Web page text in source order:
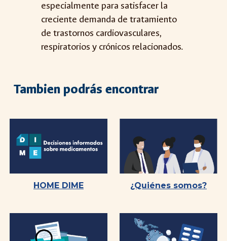
especialmente para satisfacer la
creciente demanda de tratamiento
de trastornos cardiovasculares,
respiratorios y crónicos relacionados.
Tambien podrás encontrar
HOME DIME ¿Quiénes somos?